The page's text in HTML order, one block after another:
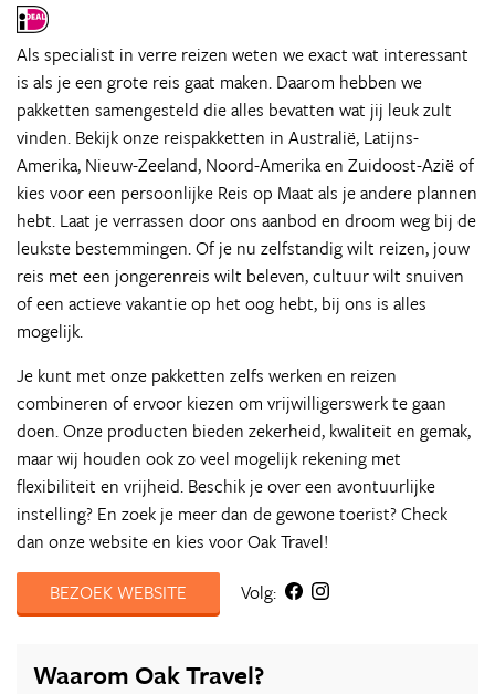
Als specialist in verre reizen weten we exact wat interessant
is als je een grote reis gaat maken. Daarom hebben we
pakketten samengesteld die alles bevatten wat jij leuk zult
vinden. Bekijk onze reispakketten in Australië, Latijns-
Amerika, Nieuw-Zeeland, Noord-Amerika en Zuidoost-Azië of
kies voor een persoonlijke Reis op Maat als je andere plannen
hebt. Laat je verrassen door ons aanbod en droom weg bij de
leukste bestemmingen. Of je nu zelfstandig wilt reizen, jouw
reis met een jongerenreis wilt beleven, cultuur wilt snuiven
of een actieve vakantie op het oog hebt, bij ons is alles
mogelijk.
Je kunt met onze pakketten zelfs werken en reizen
combineren of ervoor kiezen om vrijwilligerswerk te gaan
doen. Onze producten bieden zekerheid, kwaliteit en gemak,
maar wij houden ook zo veel mogelijk rekening met
flexibiliteit en vrijheid. Beschik je over een avontuurlijke
instelling? En zoek je meer dan de gewone toerist? Check
dan onze website en kies voor Oak Travel!
BEZOEK WEBSITE
Volg:
Waarom Oak Travel?